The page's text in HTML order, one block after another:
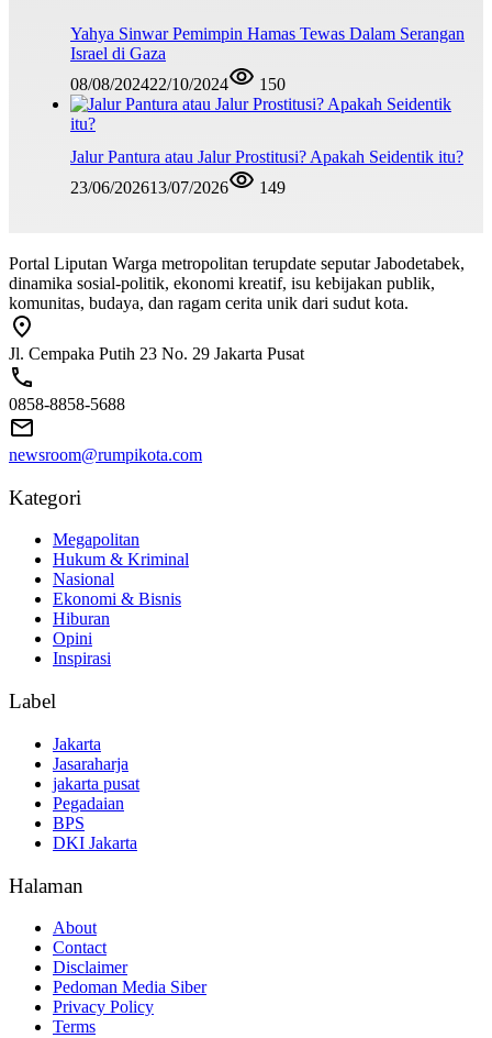
Yahya Sinwar Pemimpin Hamas Tewas Dalam Serangan
Israel di Gaza
08/08/202422/10/2024 150
Jalur Pantura atau Jalur Prostitusi? Apakah Seidentik itu?
23/06/202613/07/2026 149
Portal Liputan Warga metropolitan terupdate seputar Jabodetabek,
dinamika sosial-politik, ekonomi kreatif, isu kebijakan publik,
komunitas, budaya, dan ragam cerita unik dari sudut kota.
Jl. Cempaka Putih 23 No. 29 Jakarta Pusat
0858-8858-5688
newsroom@rumpikota.com
Kategori
Megapolitan
Hukum & Kriminal
Nasional
Ekonomi & Bisnis
Hiburan
Opini
Inspirasi
Label
Jakarta
Jasaraharja
jakarta pusat
Pegadaian
BPS
DKI Jakarta
Halaman
About
Contact
Disclaimer
Pedoman Media Siber
Privacy Policy
Terms